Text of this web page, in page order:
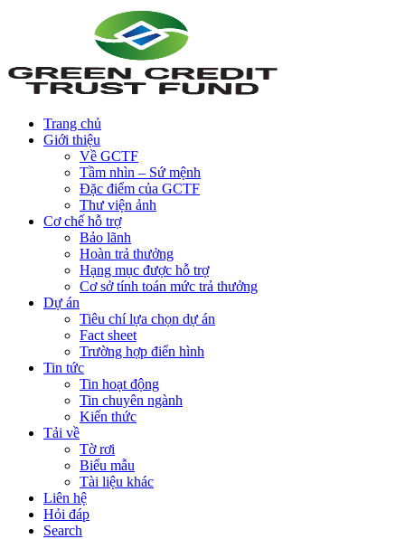
Trang chủ
Giới thiệu
Về GCTF
Tầm nhìn – Sứ mệnh
Đặc điểm của GCTF
Thư viện ảnh
Cơ chế hỗ trợ
Bảo lãnh
Hoàn trả thưởng
Hạng mục được hỗ trợ
Cơ sở tính toán mức trả thưởng
Dự án
Tiêu chí lựa chọn dự án
Fact sheet
Trường hợp điển hình
Tin tức
Tin hoạt động
Tin chuyên ngành
Kiến thức
Tải về
Tờ rơi
Biểu mẫu
Tài liệu khác
Liên hệ
Hỏi đáp
Search